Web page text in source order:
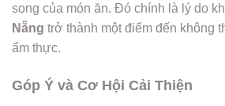
song của món ăn. Đó chính là lý do
Nẵng trở thành một điểm đến không
ẩm thực.
Góp Ý và Cơ Hội Cải Thiện